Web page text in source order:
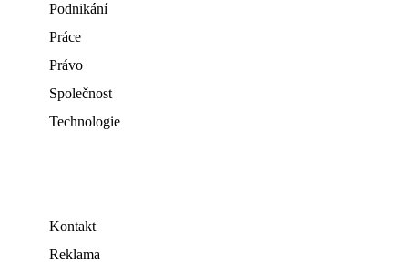
Podnikání
Práce
Právo
Společnost
Technologie
Kontakt
Reklama